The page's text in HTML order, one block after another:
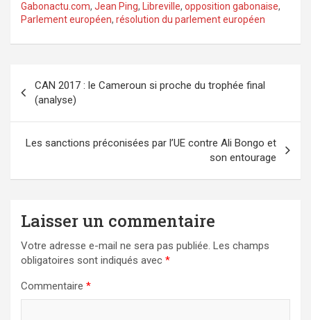
Gabonactu.com, Jean Ping, Libreville, opposition gabonaise,
Parlement européen, résolution du parlement européen
de
l’article
CAN 2017 : le Cameroun si proche du trophée final
(analyse)
Les sanctions préconisées par l’UE contre Ali Bongo et
son entourage
Laisser un commentaire
Votre adresse e-mail ne sera pas publiée. Les champs
obligatoires sont indiqués avec *
Commentaire *